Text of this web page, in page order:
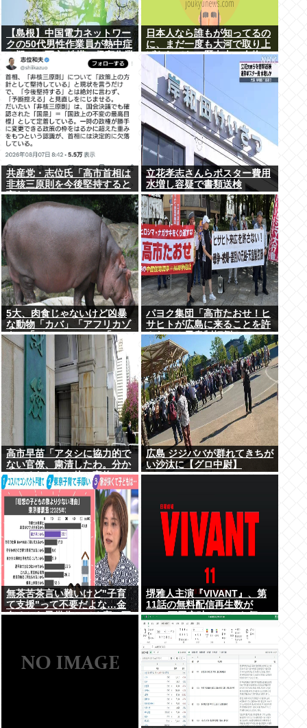
【島根】中国電力ネットワー
クの50代男性作業員が熱中症
の疑いで死亡 鉄塔の保守作業
後に倒れる 邑南町
日本人なら誰もが知ってるの
に、まだ一度も大河で取り上
げられてない歴史上の人物
共産党・志位氏「高市首相は
非核三原則を今後堅持すると
言わない！」
立花孝志さんらポスター費用
水増し容疑で書類送検
5大、肉食じゃないけど凶暴
な動物「カバ」「アフリカゾ
ウ」「バッファロー」「コー
カサスオオカブト」
パヨク集団「高市たおせ！ヒ
サヒトが広島に来ることを許
さない！天皇制打倒！」
高市早苗「アタシに協力的で
ない官僚、粛清したわ。分か
ってるわね？」他の官僚
「(ブルブル)」
広島 ジジババが群れてきちが
い沙汰に【グロ中尉】
無茶苦茶言い難いけど"子育
て支援"って不要だよな…金
有るから子供作ってる癖に更
堺雅人主演『VIVANT』、第
11話の無料配信再生数が
1000万回突破！ TVerお気に
入り登録者数は300万超えで
TBS連ドラ歴代トップ